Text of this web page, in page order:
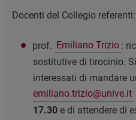
Docenti del Collegio referenti:
prof. Emiliano Trizio : r
sostitutive di tirocinio.
interessati di mandare
emiliano.trizio@unive.it
17.30 e di attendere di